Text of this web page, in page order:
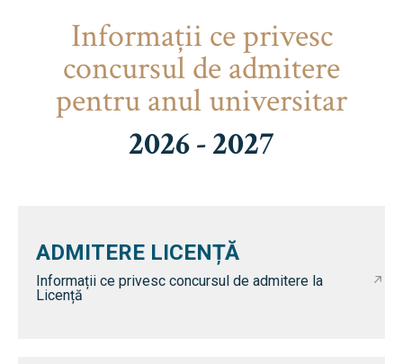
Informaţii ce privesc
concursul de admitere
pentru anul universitar
2026 - 2027
ADMITERE LICENȚĂ
Informații ce privesc concursul de admitere la
Licență